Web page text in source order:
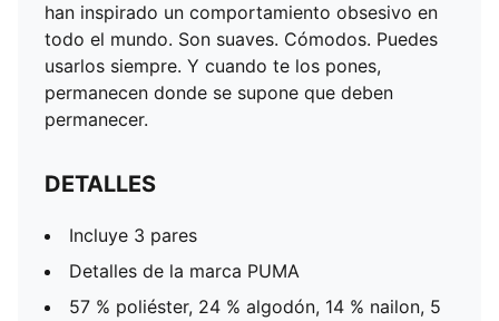
han inspirado un comportamiento obsesivo en
todo el mundo. Son suaves. Cómodos. Puedes
usarlos siempre. Y cuando te los pones,
permanecen donde se supone que deben
permanecer.
DETALLES
Incluye 3 pares
Detalles de la marca PUMA
57 % poliéster, 24 % algodón, 14 % nailon, 5